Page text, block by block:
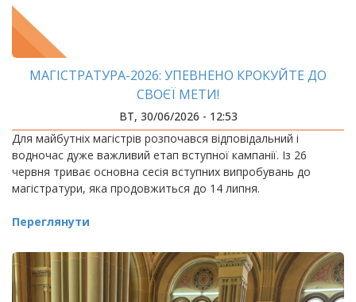
МАГІСТРАТУРА-2026: УПЕВНЕНО КРОКУЙТЕ ДО
СВОЄЇ МЕТИ!
ВТ, 30/06/2026 - 12:53
Для майбутніх магістрів розпочався відповідальний і
водночас дуже важливий етап вступної кампанії. Із 26
червня триває основна сесія вступних випробувань до
магістратури, яка продовжиться до 14 липня.
Переглянути